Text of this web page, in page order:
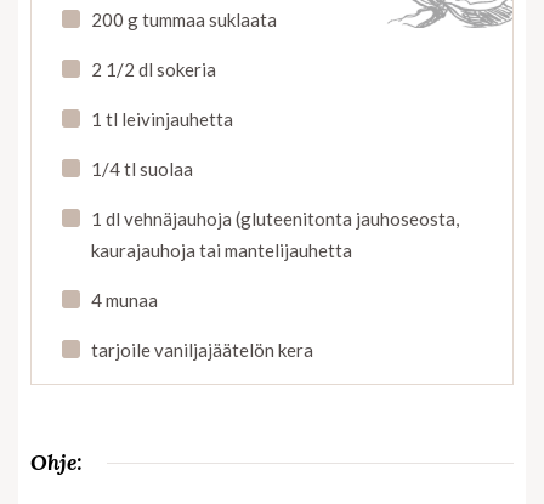
200 g tummaa suklaata
2 1/2 dl sokeria
1 tl leivinjauhetta
1/4 tl suolaa
1 dl vehnäjauhoja (gluteenitonta jauhoseosta,
kaurajauhoja tai mantelijauhetta
4 munaa
tarjoile vaniljajäätelön kera
Ohje: